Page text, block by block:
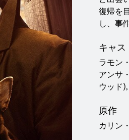
復帰を
し、事
キャス
ラモン
アンサ
ウッド
原作
カリン